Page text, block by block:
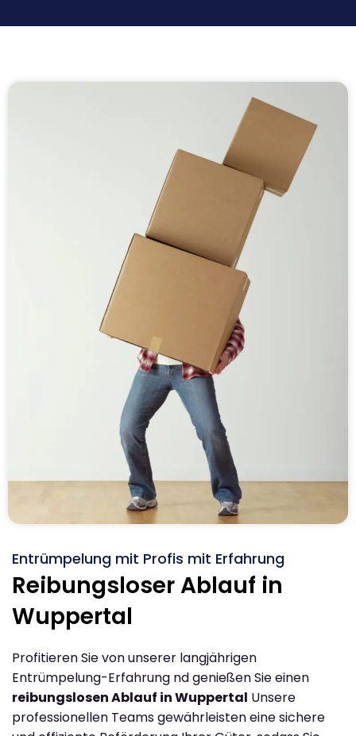
Entrümpelung mit Profis mit Erfahrung
Reibungsloser Ablauf in
Wuppertal
Profitieren Sie von unserer langjährigen
Entrümpelung-Erfahrung nd genießen Sie einen
reibungslosen Ablauf in Wuppertal Unsere
professionellen Teams gewährleisten eine sichere